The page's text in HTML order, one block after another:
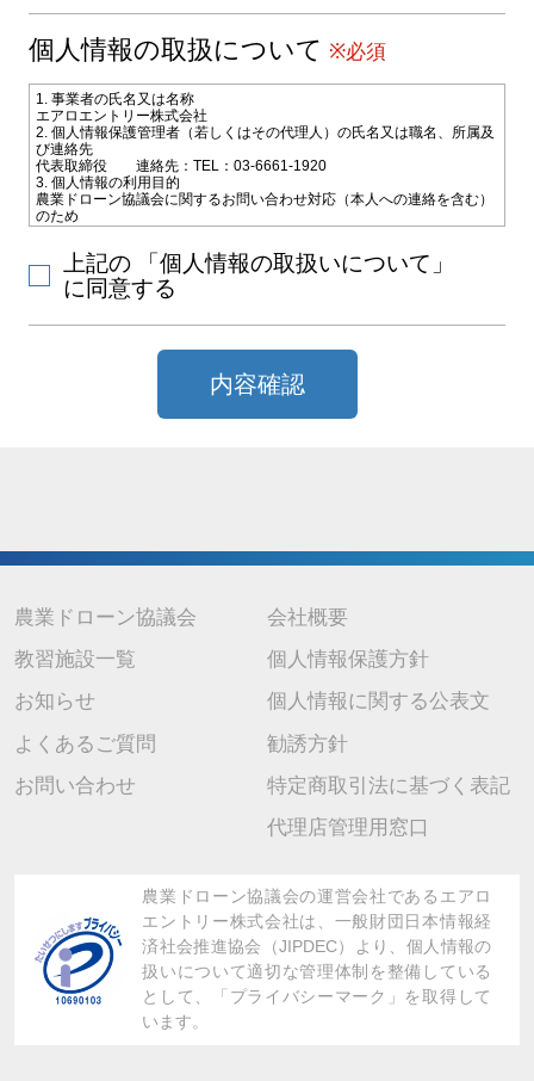
個人情報の取扱について ※必須
1. 事業者の氏名又は名称
エアロエントリー株式会社
2. 個人情報保護管理者（若しくはその代理人）の氏名又は職名、所属及
び連絡先
代表取締役 連絡先：TEL：03-6661-1920
3. 個人情報の利用目的
農業ドローン協議会に関するお問い合わせ対応（本人への連絡を含む）
のため
お問い合わせ対応のためご選択いただいた教習施設会社に電子メールな
どによりお客様の氏名、連絡先などの情報を提供致します。
5. 個人情報取扱いの委託
当社は利用目的の達成に必要な範囲内で個人情報の取扱いの一部又は全
当社に対してご自身の個人情報の開示等（利用目的の通知、開示、内容
または、第三者提供記録の開示の請求を、下記の当社問合わせ窓口に申
し出ることができます。その際、当社はお客様ご本人を確認させていた
だいたうえで、合理的な期間内に対応いたします。
7. 個人情報を提供されることの任意性について
当社に個人情報を提供されるかどうかは任意です。 ただし、ご提供 い
上記の 「個人情報の取扱いについて」
に同意する
内容確認
農業ドローン協議会
教習施設一覧
お知らせ
よくあるご質問
お問い合わせ
会社概要
個人情報保護方針
個人情報に関する公表文
勧誘方針
特定商取引法に基づく表記
代理店管理用窓口
農業ドローン協議会の運営会社であるエアロ
エントリー株式会社は、 一般財団日本情報経
済社会推進協会（JIPDEC）より、 個人情報の
扱いについて適切な管理体制を整備している
として、「プライバシーマーク」を取得して
います。